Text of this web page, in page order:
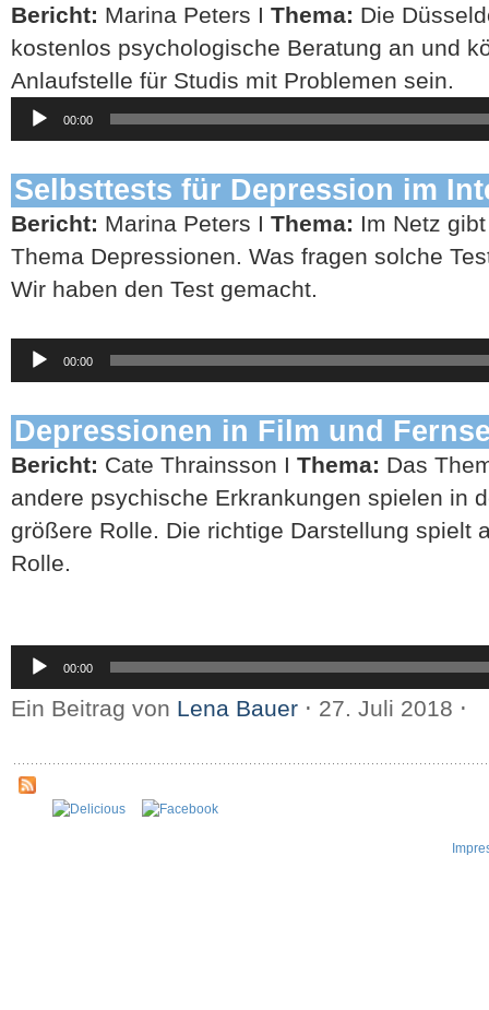
Bericht: Marina Peters I Thema: Die
kostenlos psychologische Beratung an und
Anlaufstelle für Studis mit Problemen sein.
Audio-
Player
00:00
Selbsttests für Depression im
Bericht: Marina Peters I Thema: Im Netz
Thema Depressionen. Was fragen solche
Wir haben den Test gemacht.
Audio-
Player
00:00
Depressionen in Film und
Bericht: Cate Thrainsson I Thema: Das
andere psychische Erkrankungen spielen in
größere Rolle. Die richtige Darstellung spielt
Rolle.
Audio-
Player
00:00
Ein Beitrag von Lena Bauer ⋅ 27. Juli 2018 ⋅